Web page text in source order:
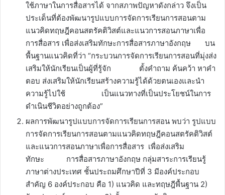
ใช้ภาษาในการสื่อสารได้ จากสภาพปัญหาดังกล่าว จึงเป็น
ประเด็นที่ต้องพัฒนารูปแบบการจัดการเรียนการสอนตาม
แนวคิดทฤษฎีคอนสตรัคติวิสต์และแนวการสอนภาษาเพื่อ
การสื่อสาร เพื่อส่งเสริมทักษะการสื่อสารภาษาอังกฤษ บน
พื้นฐานแนวคิดที่ว่า “กระบวนการจัดการเรียนการสอนที่มุ่งส่ง
เสริมให้นักเรียนเป็นผู้ที่รู้จัก ตั้งคำถาม ค้นคว้า หาคำ
ตอบ ส่งเสริมให้นักเรียนสร้างความรู้ได้ด้วยตนเองและนำ
ความรู้ไปใช้ เป็นแนวทางที่เป็นประโยชน์ในการ
ดำเนินชีวิตอย่างถูกต้อง”
ผลการพัฒนารูปแบบการจัดการเรียนการสอน พบว่า รูปแบบ
การจัดการเรียนการสอนตามแนวคิดทฤษฎีคอนสตรัคติวิสต์
และแนวการสอนภาษาเพื่อการสื่อสาร เพื่อส่งเสริม
ทักษะ การสื่อสารภาษาอังกฤษ กลุ่มสาระการเรียนรู้
ภาษาต่างประเทศ ชั้นประถมศึกษาปีที่ 3 มีองค์ประกอบ
สำคัญ 6 องค์ประกอบ คือ 1) แนวคิด และทฤษฎีพื้นฐาน 2)